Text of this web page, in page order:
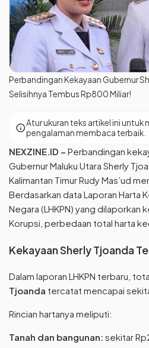
Perbandingan Kekayaan Gubernur
Selisihnya Tembus Rp800 Miliar!
infoAtur ukuran teks artikel ini untuk
pengalaman membaca terbaik.
NEXZINE.ID – Perbandingan
Gubernur Maluku Utara Sherly
Kalimantan Timur Rudy Mas’ud
Berdasarkan data Laporan Harta
Negara (LHKPN) yang dilaporkan
Korupsi, perbedaan total harta
Kekayaan Sherly Tjoanda
Dalam laporan LHKPN terbaru,
Tjoanda tercatat mencapai
Rincian hartanya meliputi:
Tanah dan bangunan: sekitar